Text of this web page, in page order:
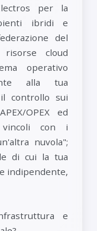
per la
ibridi e
del
risorse cloud
operativo
alla tua
controllo sui
OPEX ed
vincoli con i
nuvola";
di cui la tua
indipendente,
e